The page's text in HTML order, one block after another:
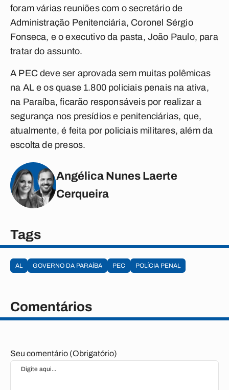
foram várias reuniões com o secretário de
Administração Penitenciária, Coronel Sérgio
Fonseca, e o executivo da pasta, João Paulo, para
tratar do assunto.
A PEC deve ser aprovada sem muitas polêmicas
na AL e os quase 1.800 policiais penais na ativa,
na Paraíba, ficarão responsáveis por realizar a
segurança nos presídios e penitenciárias, que,
atualmente, é feita por policiais militares, além da
escolta de presos.
Angélica Nunes Laerte
Cerqueira
Tags
AL GOVERNO DA PARAÍBA PEC POLÍCIA PENAL
Comentários
Seu comentário (Obrigatório)